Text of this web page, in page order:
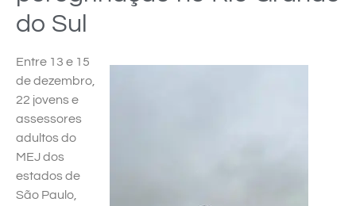
do Sul
Entre 13 e 15
de dezembro,
22 jovens e
assessores
adultos do
MEJ dos
estados de
São Paulo,